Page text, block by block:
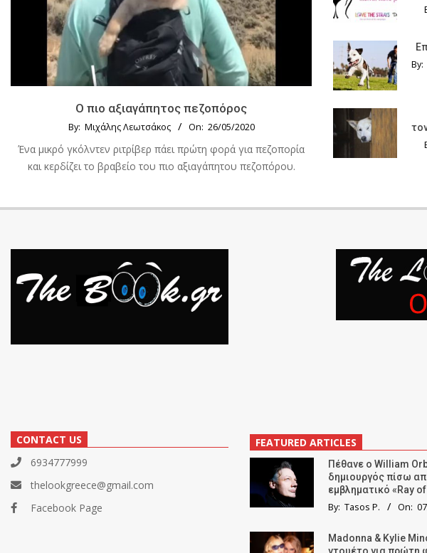
Ο πιο αξιαγάπητος πεζοπόρος
By: Μιχάλης Λεωτσάκος On: 26/05/2020
Ένα μικρό γκόλντεν ριτρίβερ πάει πρώτη φορά για πεζοπορία
και κερδίζει το βραβείο του πιο αξιαγάπητου πεζοπόρου.
By:
CONTACT US
6934777999
thelookgreece@gmail.com
Facebook Page
FEATURED ARTICLES
Πέθανε ο William
δημιουργός πίσω
εμβληματικό «Ray
By: Tasos P. On:
Madonna & Kylie